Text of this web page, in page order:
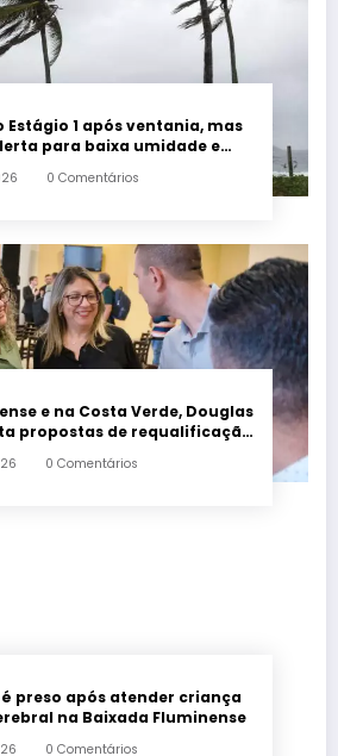
Estágio 1 após ventania, mas
para baixa umidade e
0 Comentários
e na Costa Verde, Douglas
propostas de requalificação
0 Comentários
preso após atender criança
na Baixada Fluminense
0 Comentários